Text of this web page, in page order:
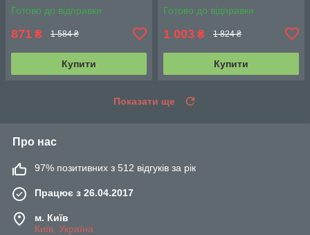
Готово до відправки
871 ₴ 1 584 ₴
Купити
Готово до відправки
1 003 ₴ 1 824 ₴
Купити
Показати ще
Про нас
97% позитивних з 512 відгуків за рік
Працює з 26.04.2017
м. Київ
Київ, Україна